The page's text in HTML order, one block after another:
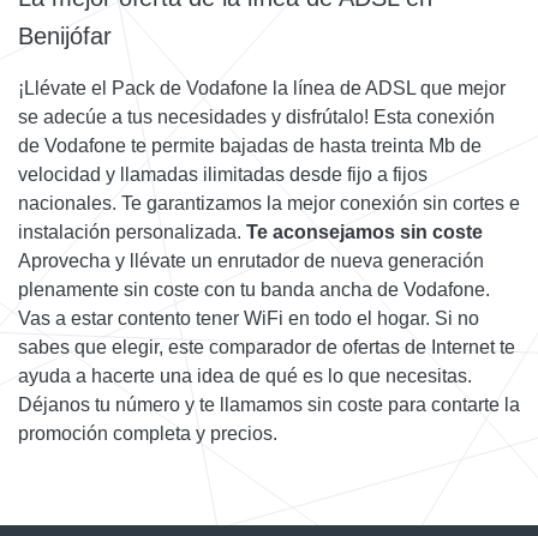
Benijófar
¡Llévate el Pack de Vodafone la línea de ADSL que mejor
se adecúe a tus necesidades y disfrútalo! Esta conexión
de Vodafone te permite bajadas de hasta treinta Mb de
velocidad y llamadas ilimitadas desde fijo a fijos
nacionales. Te garantizamos la mejor conexión sin cortes e
instalación personalizada. Te aconsejamos sin coste
Aprovecha y llévate un enrutador de nueva generación
plenamente sin coste con tu banda ancha de Vodafone.
Vas a estar contento tener WiFi en todo el hogar. Si no
sabes que elegir, este comparador de ofertas de Internet te
ayuda a hacerte una idea de qué es lo que necesitas.
Déjanos tu número y te llamamos sin coste para contarte la
promoción completa y precios.